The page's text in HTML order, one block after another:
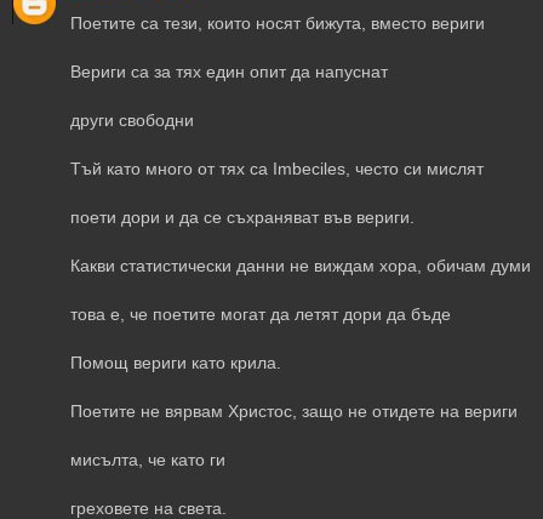
Поетите са тези, които носят бижута, вместо вериги
Вериги са за тях един опит да напуснат
други свободни
Тъй като много от тях са Imbeciles, често си мислят
поети дори и да се съхраняват във вериги.
Какви статистически данни не виждам хора, обичам думи
това е, че поетите могат да летят дори да бъде
Помощ вериги като крила.
Поетите не вярвам Христос, защо не отидете на вериги
мисълта, че като ги
греховете на света.